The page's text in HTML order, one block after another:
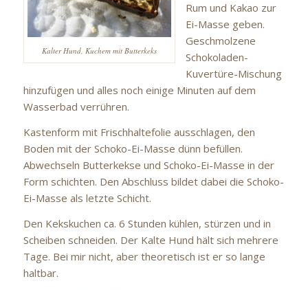
Kalter Hund, Kuchem mit Butterkeks
Rum und Kakao zur
Ei-Masse geben.
Geschmolzene
Schokoladen-
Kuvertüre-Mischung
hinzufügen und alles noch einige Minuten auf dem
Wasserbad verrühren.
Kastenform mit Frischhaltefolie ausschlagen, den
Boden mit der Schoko-Ei-Masse dünn befüllen.
Abwechseln Butterkekse und Schoko-Ei-Masse in der
Form schichten. Den Abschluss bildet dabei die Schoko-
Ei-Masse als letzte Schicht.
Den Kekskuchen ca. 6 Stunden kühlen, stürzen und in
Scheiben schneiden. Der Kalte Hund hält sich mehrere
Tage. Bei mir nicht, aber theoretisch ist er so lange
haltbar.